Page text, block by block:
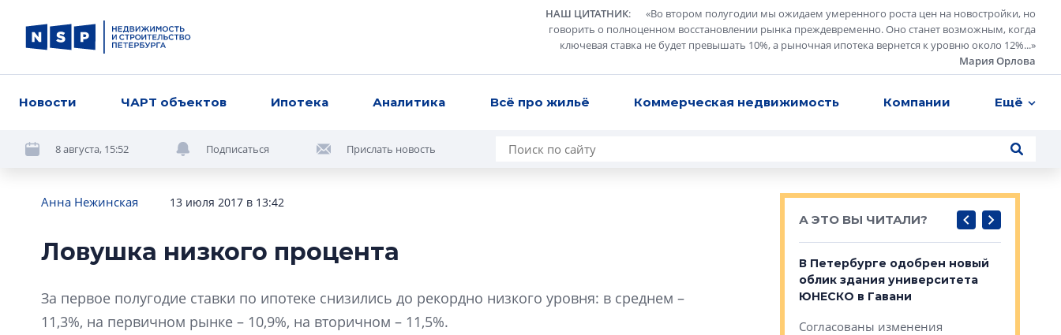
НАШ ЦИТАТНИК: «Во втором полугодии мы ожидаем умеренного роста цен на новостройки, но
говорить о полноценном восстановлении рынка преждевременно. Оно станет возможным, когда
ключевая ставка не будет превышать 10%, а рыночная ипотека вернется к уровню около 12%...»
Мария Орлова
Новости ЧАРТ объектов Ипотека Аналитика Всё про жильё Коммерческая недвижимость Компании Ещё
8 августа, 15:52 Подписаться Прислать новость
Анна Нежинская 13 июля 2017 в 13:42
Ловушка низкого процента
За первое полугодие ставки по ипотеке снизились до рекордно низкого уровня: в среднем –
11,3%, на первичном рынке – 10,9%, на вторичном – 11,5%.
А ЭТО ВЫ ЧИТАЛИ?
Усадьба Торосово — антидот от
В Петербурге одобрен новый
облик здания университета
ЮНЕСКО в Гавани
Согласованы изменения